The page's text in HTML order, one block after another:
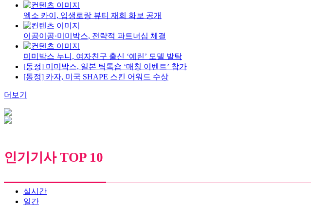
엑소 카이, 입생로랑 뷰티 재회 화보 공개
이공이공·미미박스, 전략적 파트너십 체결
미미박스 누니, 여자친구 출신 ‘예린’ 모델 발탁
[동정] 미미박스, 일본 틱톡숍 ‘매칭 이벤트’ 참가
[동정] 카자, 미국 SHAPE 스킨 어워드 수상
더보기
인기기사 TOP 10
실시간
일간